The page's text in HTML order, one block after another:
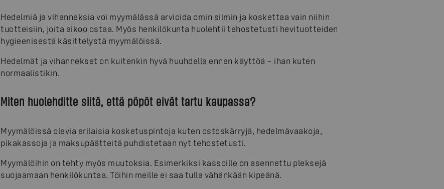
Hedelmiä ja vihanneksia voi myymälässä arvioida omin silmin ja koskettaa vain niihin
tuotteisiin, joita aikoo ostaa. Myös henkilökunta huolehtii tehostetusti hevituotteiden
hygieenisestä käsittelystä myymälöissä.
Hedelmät ja vihannekset on kuitenkin hyvä huuhdella ennen käyttöä – ihan kuten
normaalistikin.
Miten huolehditte siitä, että pöpöt eivät tartu kaupassa?
Myymälöissä olevia erilaisia kosketuspintoja kuten ostoskärryjä, hedelmävaakoja,
pikakassoja ja maksupäätteitä puhdistetaan nyt tehostetusti.
Myymälöihin on tehty myös muutoksia. Esimerkiksi kassoille on asennettu pleksejä
suojaamaan henkilökuntaa. Töihin meille ei saa tulla vähänkään kipeänä.